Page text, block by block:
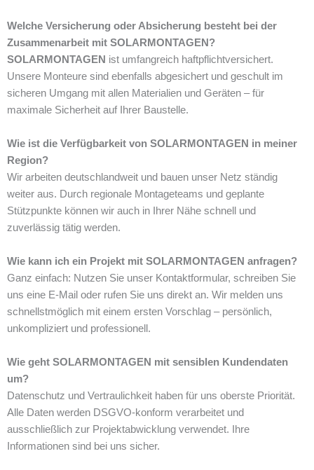
Welche Versicherung oder Absicherung besteht bei der
Zusammenarbeit mit SOLARMONTAGEN?
SOLARMONTAGEN ist umfangreich haftpflichtversichert.
Unsere Monteure sind ebenfalls abgesichert und geschult im
sicheren Umgang mit allen Materialien und Geräten – für
maximale Sicherheit auf Ihrer Baustelle.
Wie ist die Verfügbarkeit von SOLARMONTAGEN in meiner
Region?
Wir arbeiten deutschlandweit und bauen unser Netz ständig
weiter aus. Durch regionale Montageteams und geplante
Stützpunkte können wir auch in Ihrer Nähe schnell und
zuverlässig tätig werden.
Wie kann ich ein Projekt mit SOLARMONTAGEN anfragen?
Ganz einfach: Nutzen Sie unser Kontaktformular, schreiben Sie
uns eine E-Mail oder rufen Sie uns direkt an. Wir melden uns
schnellstmöglich mit einem ersten Vorschlag – persönlich,
unkompliziert und professionell.
Wie geht SOLARMONTAGEN mit sensiblen Kundendaten
um?
Datenschutz und Vertraulichkeit haben für uns oberste Priorität.
Alle Daten werden DSGVO-konform verarbeitet und
ausschließlich zur Projektabwicklung verwendet. Ihre
Informationen sind bei uns sicher.